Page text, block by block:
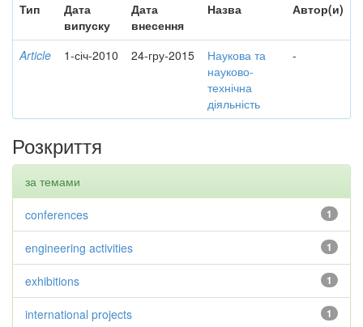
Тип
Дата
випуску
Дата
внесення
Назва Автор(и)
Article 1-січ-2010 24-гру-2015
Наукова та
науково-
технічна
діяльність
-
Розкриття
за темами
1
conferences
1
engineering activities
1
exhibitions
1
international projects